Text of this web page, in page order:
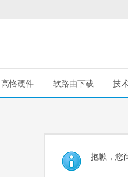
高恪硬件 软路由下载 技
抱歉，您